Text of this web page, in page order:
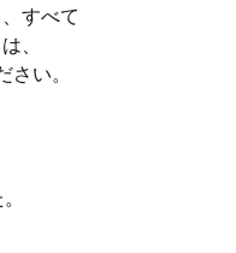
すべて
、
い。